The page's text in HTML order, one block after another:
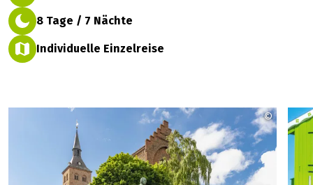
8 Tage / 7 Nächte
Individuelle Einzelreise
©